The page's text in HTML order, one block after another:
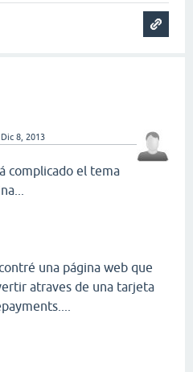
Dic 8, 2013
complicado el tema
una página web que
atraves de una tarjeta